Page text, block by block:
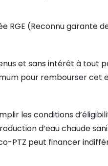
RGE (Reconnu garante
et sans intérêt à
pour rembourser
les conditions
d’eau chaude
PTZ peut financer